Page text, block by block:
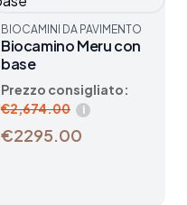
BIOCAMINI DA PAVIMENTO
Biocamino Meru con
base
Prezzo consigliato:
€2,674.00 i
€2295.00